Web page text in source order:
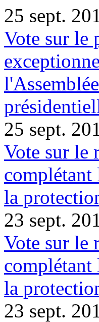
25 sept.
Vote sur le
25 sept.
Vote sur le
la
23 sept.
Vote sur le
la
23 sept.